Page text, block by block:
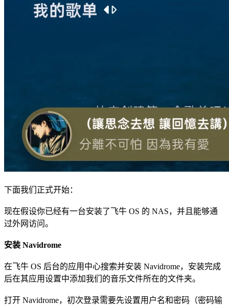
下面我们正式开始：
现在假设你已经有一台安装了飞牛 OS 的 NAS，并且能够通
过外网访问。
安装 Navidrome
在飞牛 OS 后台的应用中心搜索并安装 Navidrome，安装完成
后在其应用设置中添加我们的音乐文件所在的文件夹。
打开 Navidrome，初次登录需要先设置用户名和密码（密码输